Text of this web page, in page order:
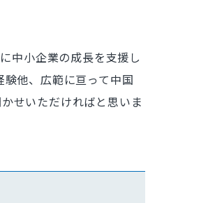
中小企業の成長を支援し
他、広範に亘って中国
せいただければと思いま